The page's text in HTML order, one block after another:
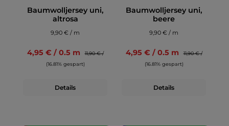
Baumwolljersey uni,
altrosa
9,90 € / m
4,95 € / 0.5 m
11,90 € /
(16.81% gespart)
Details
Baumwolljersey uni,
beere
9,90 € / m
4,95 € / 0.5 m
11,90 € /
(16.81% gespart)
Details